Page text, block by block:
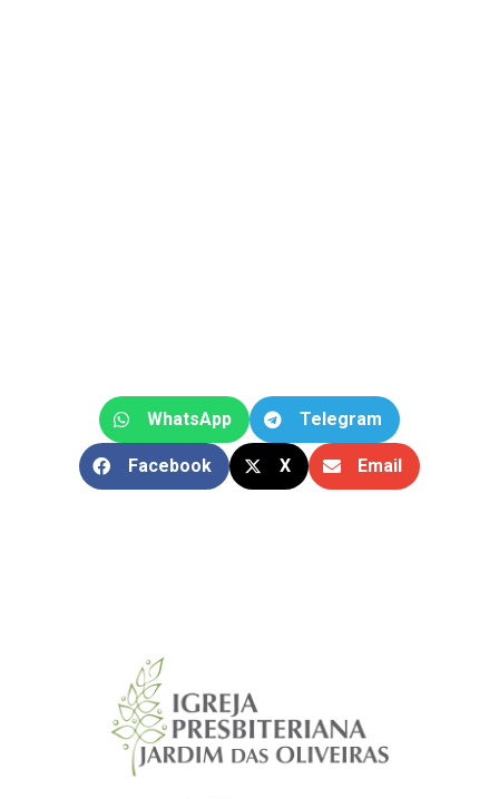
WhatsApp Telegram
Facebook X Email